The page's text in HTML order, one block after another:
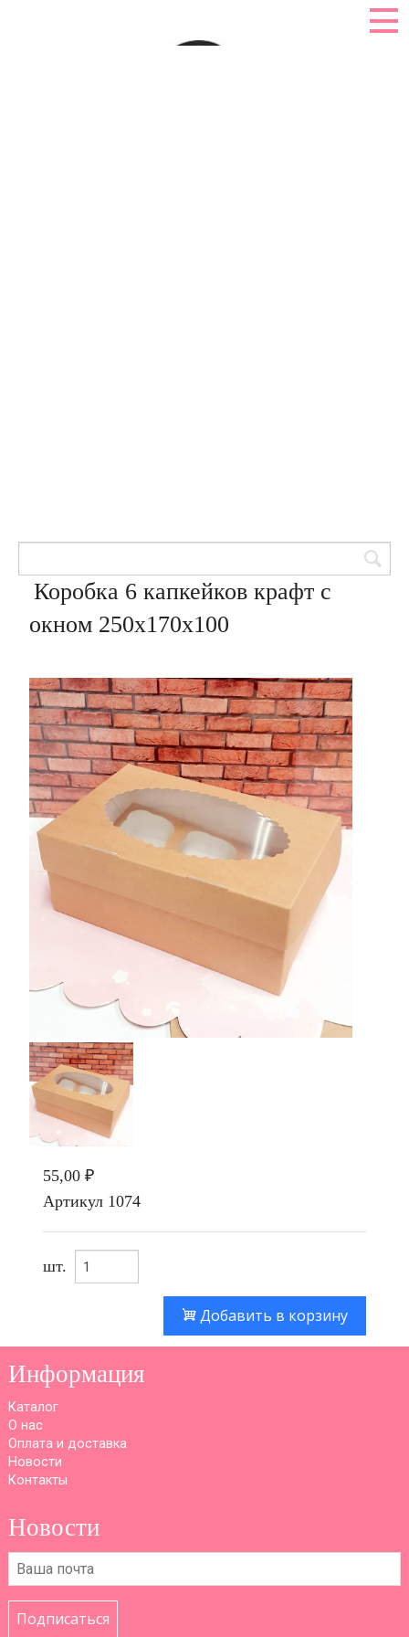
Коробка 6 капкейков крафт с
окном 250х170х100
55,00 ₽
Артикул 1074
шт.
Добавить в корзину
Информация
Каталог
О нас
Оплата и доставка
Новости
Контакты
Новости
Подписаться